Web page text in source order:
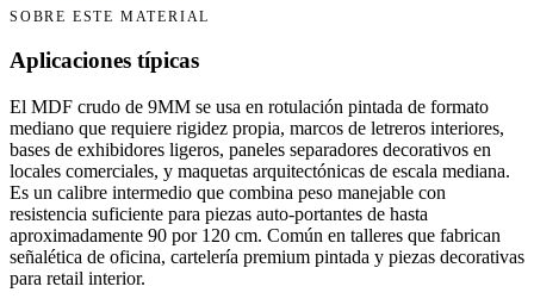
SOBRE ESTE MATERIAL
Aplicaciones típicas
El MDF crudo de 9MM se usa en rotulación pintada de formato
mediano que requiere rigidez propia, marcos de letreros interiores,
bases de exhibidores ligeros, paneles separadores decorativos en
locales comerciales, y maquetas arquitectónicas de escala mediana.
Es un calibre intermedio que combina peso manejable con
resistencia suficiente para piezas auto-portantes de hasta
aproximadamente 90 por 120 cm. Común en talleres que fabrican
señalética de oficina, cartelería premium pintada y piezas decorativas
para retail interior.